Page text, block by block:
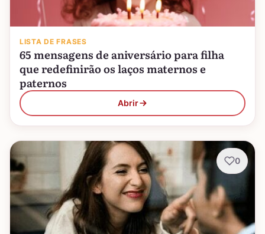
LISTA DE FRASES
65 mensagens de aniversário para filha
que redefinirão os laços maternos e
paternos
Abrir
0